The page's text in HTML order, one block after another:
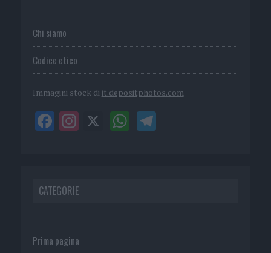
Chi siamo
Codice etico
Immagini stock di it.depositphotos.com
CATEGORIE
Prima pagina